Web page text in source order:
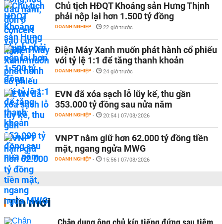
Chủ tịch HĐQT Khoáng sản Hưng Thịnh
phải nộp lại hơn 1.500 tỷ đồng
DOANH NGHIỆP - 22 giờ trước
Điện Máy Xanh muốn phát hành cổ phiếu
với tỷ lệ 1:1 để tăng thanh khoản
DOANH NGHIỆP - 24 giờ trước
EVN đã xóa sạch lỗ lũy kế, thu gần
353.000 tỷ đồng sau nửa năm
DOANH NGHIỆP - 20:54 | 07/08/2026
VNPT nắm giữ hơn 62.000 tỷ đồng tiền
mặt, ngang ngửa MWG
DOANH NGHIỆP - 15:56 | 07/08/2026
Tin mới